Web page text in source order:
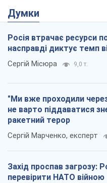
Думки
Росія втрачає ресурси
насправді диктує темп
Сергій Місюра 9,0 т.
"Ми вже проходили через
не варто піддаватися
ракетний терор
Сергій Марченко, експерт
Захід проспав загрозу:
перевірити НАТО війною